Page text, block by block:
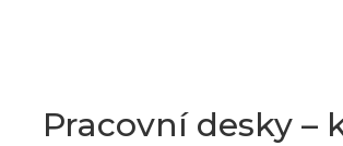
Pracovní desky –